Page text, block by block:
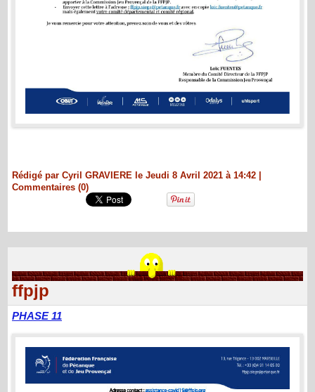
Rédigé par Cyril GRAVIERE le Jeudi 8 Avril 2021 à 14:42
Commentaires (0)
ffpjp
PHASE 11